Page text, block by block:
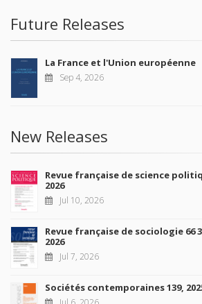
Future Releases
La France et l'Union européenne
Sep 4, 2026
New Releases
Revue française de science
2026
Jul 10, 2026
Revue française de sociologie 66
2026
Jul 7, 2026
Sociétés contemporaines 139,
Jul 6, 2026